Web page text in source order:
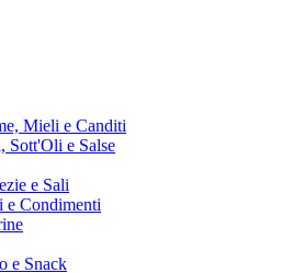
Mieli e Canditi
Sott'Oli e Salse
e Sali
Condimenti
e Snack